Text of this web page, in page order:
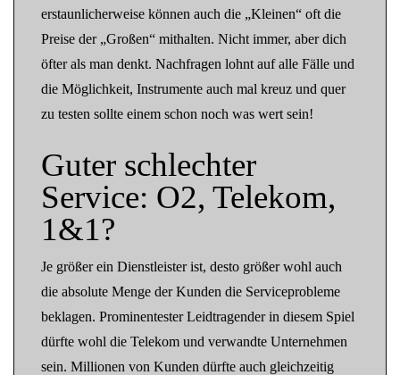
erstaunlicherweise können auch die „Kleinen“ oft die
Preise der „Großen“ mithalten. Nicht immer, aber dich
öfter als man denkt. Nachfragen lohnt auf alle Fälle und
die Möglichkeit, Instrumente auch mal kreuz und quer
zu testen sollte einem schon noch was wert sein!
Guter schlechter
Service: O2, Telekom,
1&1?
Je größer ein Dienstleister ist, desto größer wohl auch
die absolute Menge der Kunden die Serviceprobleme
beklagen. Prominentester Leidtragender in diesem Spiel
dürfte wohl die Telekom und verwandte Unternehmen
sein. Millionen von Kunden dürfte auch gleichzeitig